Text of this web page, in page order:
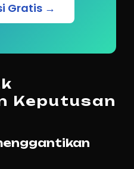
Gratis →
Keputusan